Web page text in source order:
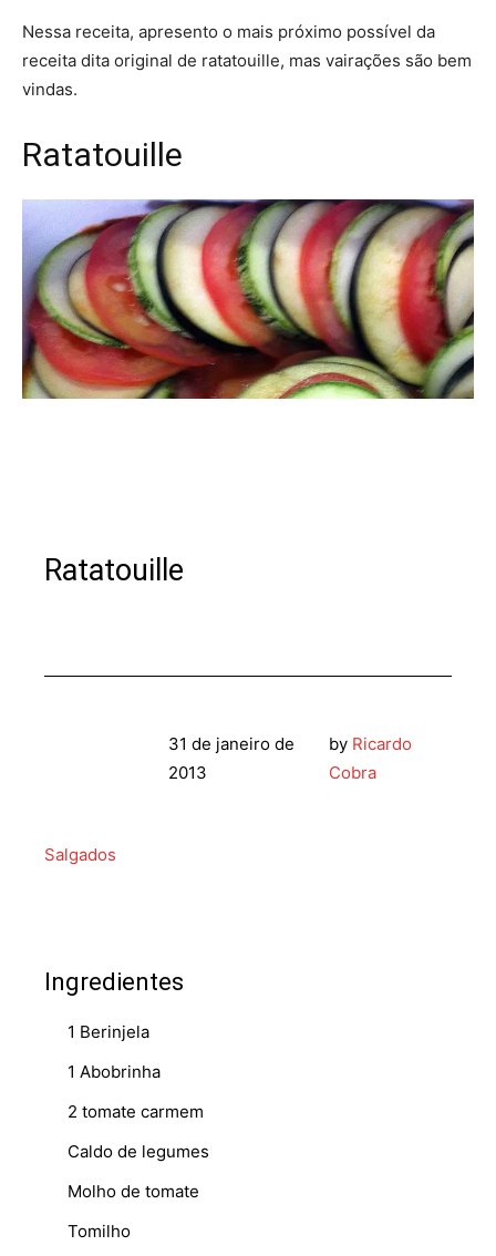
Nessa receita, apresento o mais próximo possível da
receita dita original de ratatouille, mas vairações são bem
vindas.
Ratatouille
Ratatouille
31 de janeiro de
2013
by Ricardo
Cobra
Salgados
Ingredientes
1 Berinjela
1 Abobrinha
2 tomate carmem
Caldo de legumes
Molho de tomate
Tomilho